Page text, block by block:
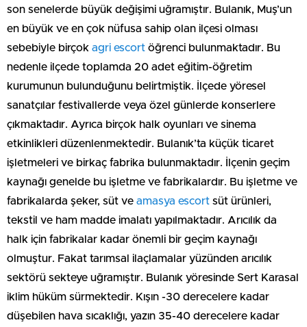
son senelerde büyük değişimi uğramıştır. Bulanık, Muş’un
en büyük ve en çok nüfusa sahip olan ilçesi olması
sebebiyle birçok agri escort öğrenci bulunmaktadır. Bu
nedenle ilçede toplamda 20 adet eğitim-öğretim
kurumunun bulunduğunu belirtmiştik. İlçede yöresel
sanatçılar festivallerde veya özel günlerde konserlere
çıkmaktadır. Ayrıca birçok halk oyunları ve sinema
etkinlikleri düzenlenmektedir. Bulanık’ta küçük ticaret
işletmeleri ve birkaç fabrika bulunmaktadır. İlçenin geçim
kaynağı genelde bu işletme ve fabrikalardır. Bu işletme ve
fabrikalarda şeker, süt ve amasya escort süt ürünleri,
tekstil ve ham madde imalatı yapılmaktadır. Arıcılık da
halk için fabrikalar kadar önemli bir geçim kaynağı
olmuştur. Fakat tarımsal ilaçlamalar yüzünden arıcılık
sektörü sekteye uğramıştır. Bulanık yöresinde Sert Karasal
iklim hüküm sürmektedir. Kışın -30 derecelere kadar
düşebilen hava sıcaklığı, yazın 35-40 derecelere kadar